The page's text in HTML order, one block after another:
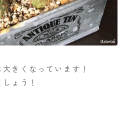
きくなっています！
ょう！